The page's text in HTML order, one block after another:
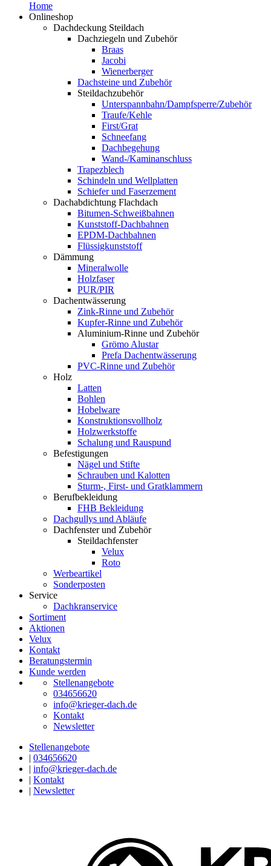
Home
Onlineshop
Dachdeckung Steildach
Dachziegeln und Zubehör
Braas
Jacobi
Wienerberger
Dachsteine und Zubehör
Steildachzubehör
Unterspannbahn/Dampfsperre/Zubehör
Traufe/Kehle
First/Grat
Schneefang
Dachbegehung
Wand-/Kaminanschluss
Trapezblech
Schindeln und Wellplatten
Schiefer und Faserzement
Dachabdichtung Flachdach
Bitumen-Schweißbahnen
Kunststoff-Dachbahnen
EPDM-Dachbahnen
Flüssigkunststoff
Dämmung
Mineralwolle
Holzfaser
PUR/PIR
Dachentwässerung
Zink-Rinne und Zubehör
Kupfer-Rinne und Zubehör
Aluminium-Rinne und Zubehör
Grömo Alustar
Prefa Dachentwässerung
PVC-Rinne und Zubehör
Holz
Latten
Bohlen
Hobelware
Konstruktionsvollholz
Holzwerkstoffe
Schalung und Rauspund
Befestigungen
Nägel und Stifte
Schrauben und Kalotten
Sturm-, First- und Gratklammern
Berufbekleidung
FHB Bekleidung
Dachgullys und Abläufe
Dachfenster und Zubehör
Steildachfenster
Velux
Roto
Werbeartikel
Sonderposten
Service
Dachkranservice
Sortiment
Aktionen
Velux
Kontakt
Beratungstermin
Kunde werden
Stellenangebote
034656620
info@krieger-dach.de
Kontakt
Newsletter
Stellenangebote
| 034656620
| info@krieger-dach.de
| Kontakt
| Newsletter